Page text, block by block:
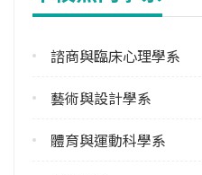
修輔系人數
113學年度上學期
13
雙主修人數
諮商與臨床心理學系
藝術與設計學系
體育與運動科學系